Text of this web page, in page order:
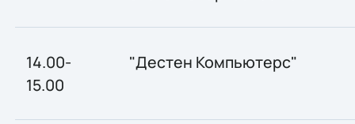
14.00-
15.00
"Дестен Компьютерс"